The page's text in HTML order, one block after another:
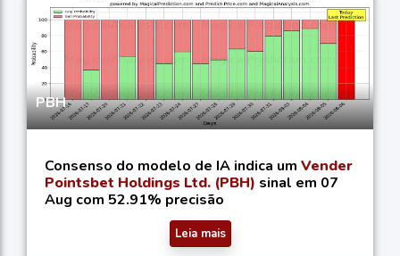
PBH
Consenso do modelo de IA indica um Vender
Pointsbet Holdings Ltd. (PBH) sinal em 07
Aug com 52.91% precisão
Leia mais